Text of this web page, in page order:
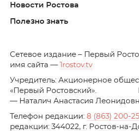
Новости Ростова
Полезно знать
Cетевое издание – Первый
имя сайта —
1rostov.tv
Учредитель: Акционерное
«Первый Ростовский».
— Наталич Анастасия
Телефон редакции: 8 (863) 200-
редакции: 344022, г. Ростов-